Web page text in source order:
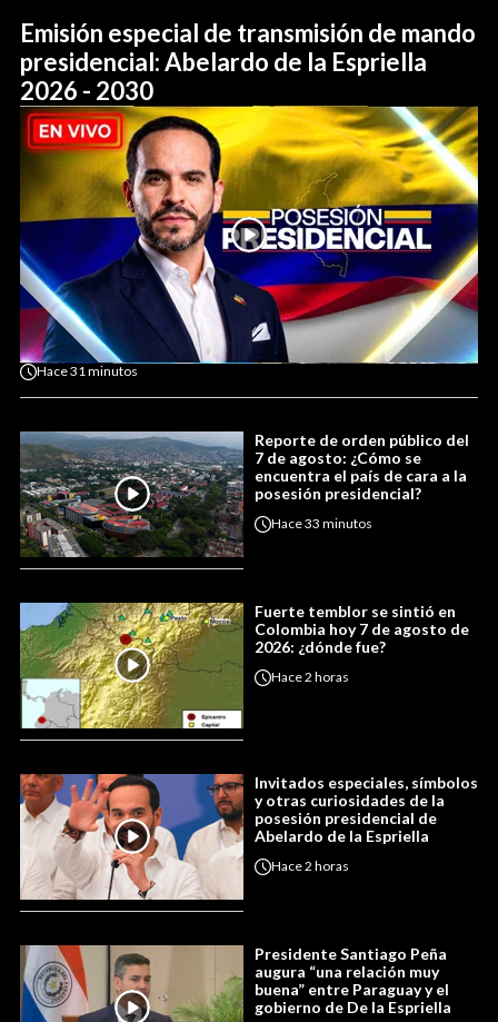
Emisión especial de transmisión de mando
presidencial: Abelardo de la Espriella
2026 - 2030
Hace31 minutos
Reporte de orden público del
7 de agosto: ¿Cómo se
encuentra el país de cara a la
posesión presidencial?
Hace33 minutos
Fuerte temblor se sintió en
Colombia hoy 7 de agosto de
2026: ¿dónde fue?
Hace2 horas
Invitados especiales, símbolos
y otras curiosidades de la
posesión presidencial de
Abelardo de la Espriella
Hace2 horas
Presidente Santiago Peña
augura “una relación muy
buena” entre Paraguay y el
gobierno de De la Espriella